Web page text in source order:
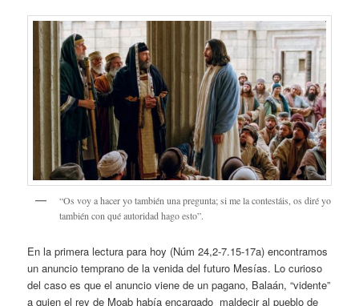
“Os voy a hacer yo también una pregunta; si me la contestáis, os diré yo
también con qué autoridad hago esto”.
En la primera lectura para hoy (Núm 24,2-7.15-17a) encontramos
un anuncio temprano de la venida del futuro Mesías. Lo curioso
del caso es que el anuncio viene de un pagano, Balaán, “vidente”
a quien el rey de Moab había encargado maldecir al pueblo de